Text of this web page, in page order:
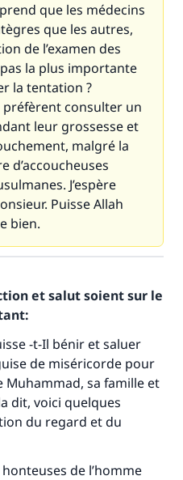
que les médecins
que les autres,
de l’examen des
la plus importante
la tentation ?
préfèrent consulter un
leur grossesse et
malgré la
d’accoucheuses
J’espère
Puisse Allah
bien.
et salut soient sur le
-t-Il bénir et saluer
de miséricorde pour
Muhammad, sa famille et
dit, voici quelques
du regard et du
de l’homme